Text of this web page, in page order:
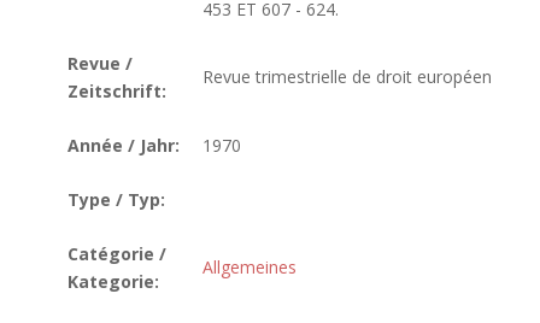
453 ET 607 - 624.
Revue /
Zeitschrift:
Revue trimestrielle de droit européen
Année / Jahr: 1970
Type / Typ:
Catégorie /
Kategorie:
Allgemeines